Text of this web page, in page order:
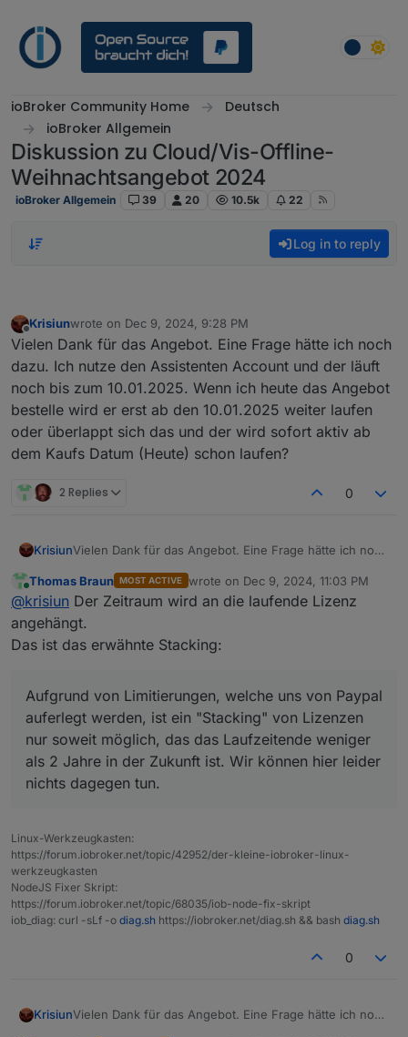
ioBroker Community Home
Deutsch
ioBroker Allgemein
Diskussion zu Cloud/Vis-Offline-
Weihnachtsangebot 2024
ioBroker Allgemein 39 20 10.5k 22
Log in to reply
Offline
Krisiunwrote on Dec 9, 2024, 9:28 PM
last edited by
Vielen Dank für das Angebot. Eine Frage hätte ich noch
dazu. Ich nutze den Assistenten Account und der läuft
noch bis zum 10.01.2025. Wenn ich heute das Angebot
bestelle wird er erst ab den 10.01.2025 weiter laufen
oder überlappt sich das und der wird sofort aktiv ab
dem Kaufs Datum (Heute) schon laufen?
2 Replies 0
KrisiunVielen Dank für das Angebot. Eine Frage hätte ich noch
noch bis zum 10.01.2025. Wenn ich heute das Angebot
bestelle wird er erst ab den 10.01.2025 weiter laufen
oder überlappt sich das und der wird sofort aktiv ab
dem Kaufs Datum (Heute) schon laufen?
Online
Thomas Braun MOST ACTIVE wrote on Dec 9, 2024, 11:03 PM
last edited by
@krisiun Der Zeitraum wird an die laufende Lizenz
angehängt.
Das ist das erwähnte Stacking:
Aufgrund von Limitierungen, welche uns von Paypal
auferlegt werden, ist ein "Stacking" von Lizenzen
nur soweit möglich, das das Laufzeitende weniger
als 2 Jahre in der Zukunft ist. Wir können hier leider
nichts dagegen tun.
Linux-Werkzeugkasten:
https://forum.iobroker.net/topic/42952/der-kleine-iobroker-linux-
werkzeugkasten
NodeJS Fixer Skript:
https://forum.iobroker.net/topic/68035/iob-node-fix-skript
iob_diag: curl -sLf -o diag.sh https://iobroker.net/diag.sh && bash diag.sh
0
KrisiunVielen Dank für das Angebot. Eine Frage hätte ich noch